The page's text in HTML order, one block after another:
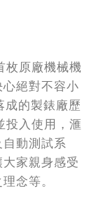
枚原廠機械機
絕對不容小
的製錶廠歷
投入使用，滙
動測試系
家親身感受
念等。